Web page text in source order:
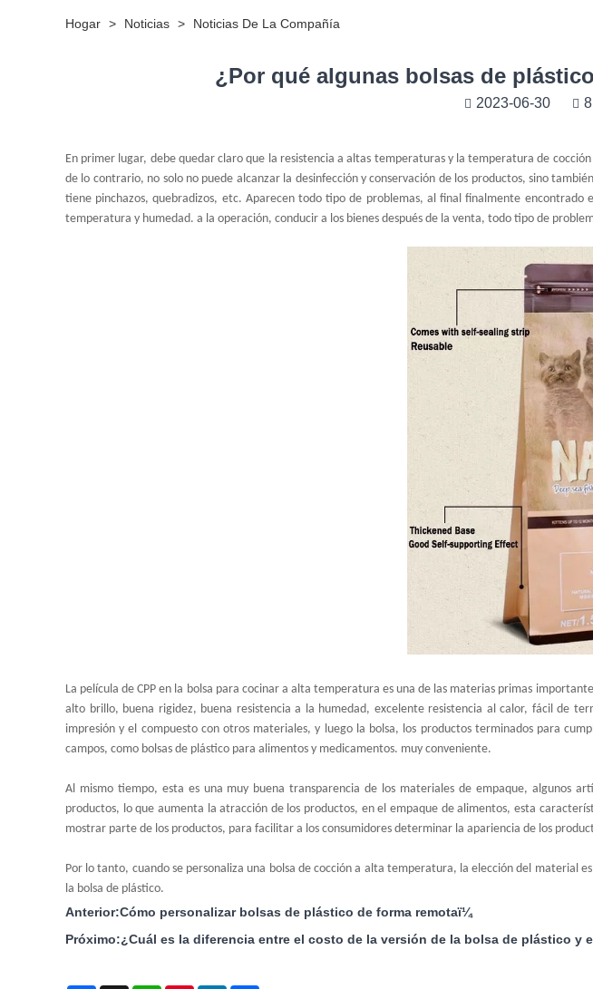
Hogar > Noticias > Noticias De La Compañía
¿Por qué algunas bolsas de
2023-06-30 8
En primer lugar, debe quedar claro que la resistencia a altas temperaturas y la temperatura de
de lo contrario, no solo no puede alcanzar la desinfección y conservación de los productos, sino
tiene pinchazos, quebradizos, etc. Aparecen todo tipo de problemas, al final finalmente
temperatura y humedad. a la operación, conducir a los bienes después de la venta, todo tipo de
La película de CPP en la bolsa para cocinar a alta temperatura es una de las materias primas
alto brillo, buena rigidez, buena resistencia a la humedad, excelente resistencia al calor, fácil de
impresión y el compuesto con otros materiales, y luego la bolsa, los productos terminados para
campos, como bolsas de plástico para alimentos y medicamentos. muy conveniente.
Al mismo tiempo, esta es una muy buena transparencia de los materiales de empaque, algunos
productos, lo que aumenta la atracción de los productos, en el empaque de alimentos, esta
mostrar parte de los productos, para facilitar a los consumidores determinar la apariencia de los
Por lo tanto, cuando se personaliza una bolsa de cocción a alta temperatura, la elección del material
la bolsa de plástico.
Anterior:Cómo personalizar bolsas de plástico de forma remotaï¼
Próximo:¿Cuál es la diferencia entre el costo de la versión de la bolsa de plástico y